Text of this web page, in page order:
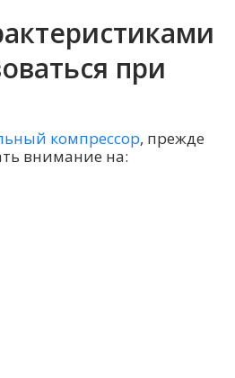
при
компрессор, прежде
внимание на: